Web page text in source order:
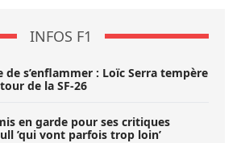
INFOS F1
de s’enflammer : Loïc Serra tempère
de la SF-26
en garde pour ses critiques
’qui vont parfois trop loin’